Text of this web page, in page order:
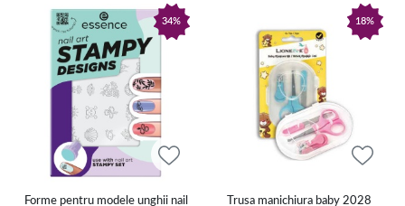
34%
Forme pentru modele unghii nail
18%
Trusa manichiura baby 2028